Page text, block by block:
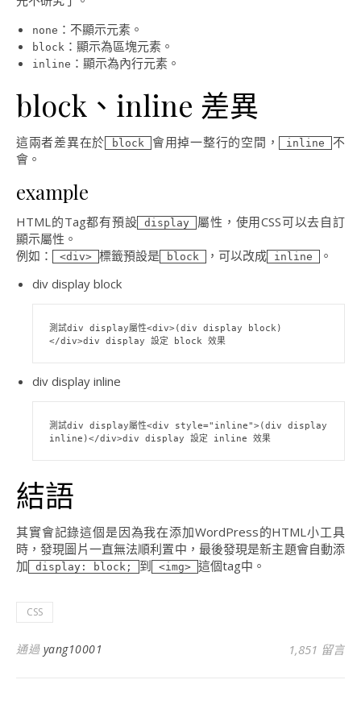
none ：不顯示元素。
block ：顯示為區塊元素。
inline ：顯示為內行元素。
block、inline 差異
這兩者差異在於 block 會用掉一整行的空間， inline
不
會。
example
HTML的Tag都有預設 display
屬性，使用CSS可以去自訂
顯示屬性。
例如：
<div> 標籤預設是 block ，可以改成 inline
。
div display block
測試div display屬性<div>(div display block)
</div>div display 設定 block 效果
div display inline
測試div display屬性<div style="inline">(div display
inline)</div>div display 設定 inline 效果
結語
其實會記錄這個是因為我在添加WordPress的HTML小工具
時，發現圖片一直無法順利置中，最後發現是新主題會自動添
加
display: block; 到 <img> 這個tag中。
CSS
通過 yang10001 1,851 留言